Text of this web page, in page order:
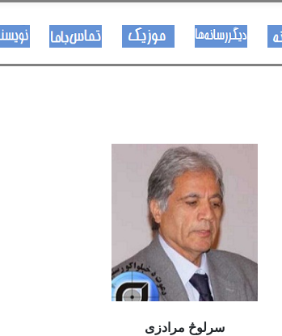
کتـــــابونه ســــایټــونه مــــــوزیک اړیکی
سرلوڅ مرادزی